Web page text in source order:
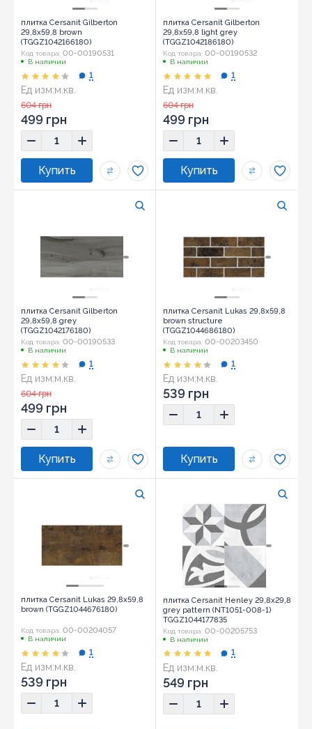
плитка Cersanit Gilberton
29,8x59,8 brown
(TGGZ1042166180)
Код товара: 00-00190531
В наличии
Ед изм:м.кв.
Размер:
1
604 грн
499 грн
плитка Cersanit Gilberton
29,8x59,8 light grey
(TGGZ1042186180)
Код товара: 00-00190532
В наличии
Ед изм:м.кв.
Размер:
1
604 грн
499 грн
плитка Cersanit Gilberton
29,8x59,8 grey
(TGGZ1042176180)
Код товара: 00-00190533
В наличии
Ед изм:м.кв.
Размер:
1
604 грн
499 грн
плитка Cersanit Lukas 29,8x59,8
brown structure
(TGGZ1044686180)
Код товара: 00-00203450
В наличии
Ед изм:м.кв.
Размер:29,8x59,8
1
539 грн
плитка Cersanit Lukas 29,8x59,8
brown (TGGZ1044676180)
Код товара: 00-00204057
В наличии
Ед изм:м.кв.
Размер:29,8x59,8
1
539 грн
плитка Cersanit Henley 29,8x29,8
grey pattern (NT1051-008-1)
TGGZ1044177835
Код товара: 00-00205753
В наличии
Ед изм:м.кв.
Размер: 29,8x29,8
1
549 грн